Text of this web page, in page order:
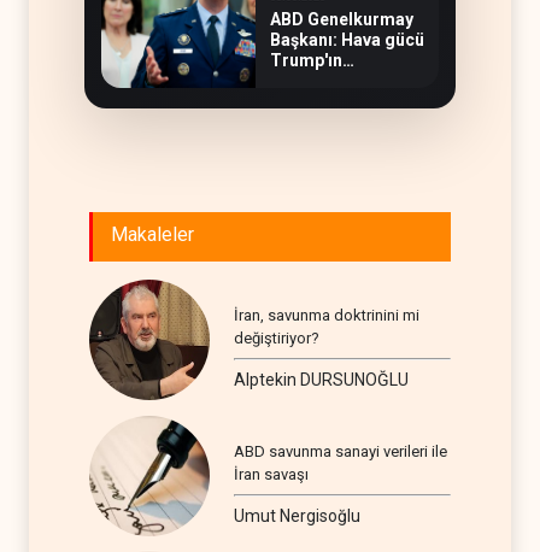
ABD Genelkurmay
Başkanı: Hava gücü
Trump'ın
Makaleler
İran, savunma doktrinini mi
değiştiriyor?
Alptekin DURSUNOĞLU
ABD savunma sanayi verileri ile
İran savaşı
Umut Nergisoğlu